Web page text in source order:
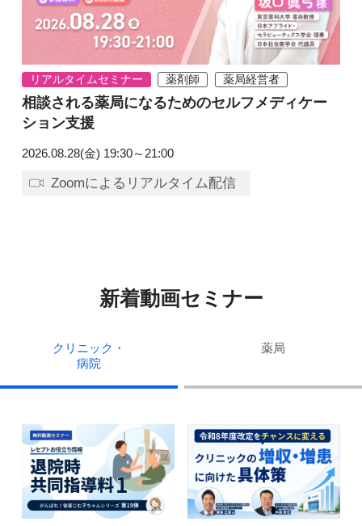
リアルタイムセミナー 薬剤師 薬局経営者
相談される薬局になるためのセルフメディケー
ション支援
2026.08.28(金) 19:30～21:00
Zoomによるリアルタイム配信
新着動画セミナー
クリニック・
病院
薬局